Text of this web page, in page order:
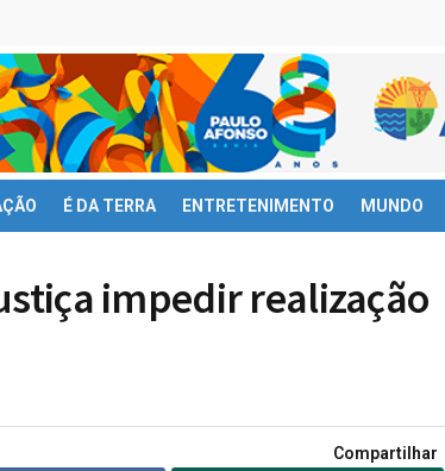
É DA TERRA ENTRETENIMENTO MUNDO
impedir realização
Compartilhar